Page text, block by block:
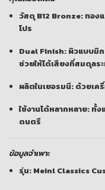
วัสดุ B12 Bronze: ทอง
โปร
Dual Finish: ผิวแบบมิ
ช่วยให้ได้เสียงที่สมดุลร
ผลิตในเยอรมนี: ด้วยเค
ใช้งานได้หลากหลาย: ทั้ง
ดนตรี
ข้อมูลจำเพาะ
รุ่น: Meinl Classics